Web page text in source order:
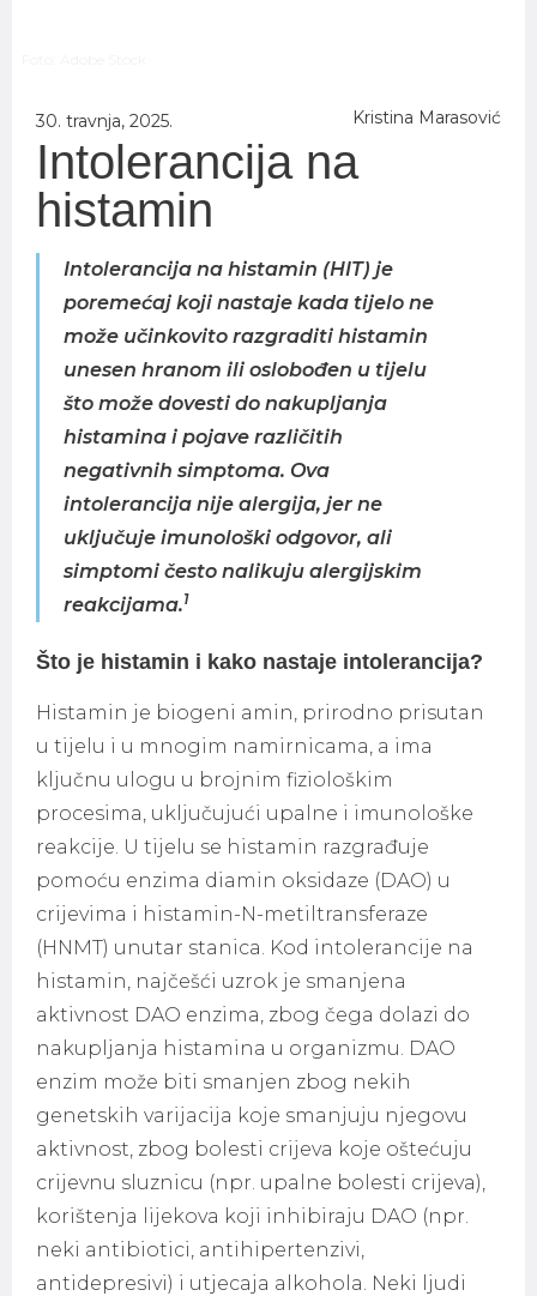
30. travnja, 2025. Kristina Marasović
Intolerancija na
histamin
Intolerancija na histamin (HIT) je
poremećaj koji nastaje kada tijelo ne
može učinkovito razgraditi histamin
unesen hranom ili oslobođen u tijelu
što može dovesti do nakupljanja
histamina i pojave različitih
negativnih simptoma. Ova
intolerancija nije alergija, jer ne
uključuje imunološki odgovor, ali
simptomi često nalikuju alergijskim
reakcijama.1
Što je histamin i kako nastaje intolerancija?
Histamin je biogeni amin, prirodno prisutan
u tijelu i u mnogim namirnicama, a ima
ključnu ulogu u brojnim fiziološkim
procesima, uključujući upalne i imunološke
reakcije. U tijelu se histamin razgrađuje
pomoću enzima diamin oksidaze (DAO) u
crijevima i histamin-N-metiltransferaze
(HNMT) unutar stanica. Kod intolerancije na
histamin, najčešći uzrok je smanjena
aktivnost DAO enzima, zbog čega dolazi do
nakupljanja histamina u organizmu. DAO
enzim može biti smanjen zbog nekih
genetskih varijacija koje smanjuju njegovu
aktivnost, zbog bolesti crijeva koje oštećuju
crijevnu sluznicu (npr. upalne bolesti crijeva),
korištenja lijekova koji inhibiraju DAO (npr.
neki antibiotici, antihipertenzivi,
antidepresivi) i utjecaja alkohola. Neki ljudi